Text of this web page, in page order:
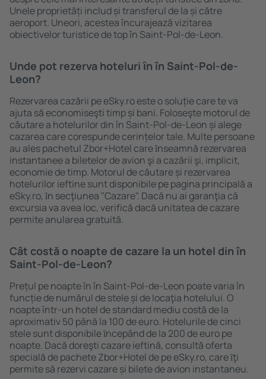
Unele proprietăți includ și transferul de la și către
aeroport. Uneori, acestea încurajează vizitarea
obiectivelor turistice de top în Saint-Pol-de-Leon.
Unde pot rezerva hoteluri ȋn în Saint-Pol-de-
Leon?
Rezervarea cazării pe eSky.ro este o soluție care te va
ajuta să economiseşti timp și bani. Foloseşte motorul de
căutare a hotelurilor din în Saint-Pol-de-Leon și alege
cazarea care corespunde cerințelor tale. Multe persoane
au ales pachetul Zbor+Hotel care ȋnseamnă rezervarea
instantanee a biletelor de avion şi a cazării şi, implicit,
economie de timp. Motorul de căutare și rezervarea
hotelurilor ieftine sunt disponibile pe pagina principală a
eSky.ro, ȋn secţiunea "Cazare". Dacă nu ai garanţia că
excursia va avea loc, verifică dacă unitatea de cazare
permite anularea gratuită.
Cât costă o noapte de cazare la un hotel din în
Saint-Pol-de-Leon?
Prețul pe noapte în în Saint-Pol-de-Leon poate varia în
funcție de numărul de stele și de locaţia hotelului. O
noapte într-un hotel de standard mediu costă de la
aproximativ 50 până la 100 de euro. Hotelurile de cinci
stele sunt disponibile ȋncepând de la 200 de euro pe
noapte. Dacă doreşti cazare ieftină, consultă oferta
specială de pachete Zbor+Hotel de pe eSky.ro, care ȋţi
permite să rezervi cazare și bilete de avion instantaneu.